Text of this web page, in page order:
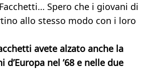
Spero che i giovani di
allo stesso modo con i loro
avete alzato anche la
d’Europa nel ’68 e nelle due